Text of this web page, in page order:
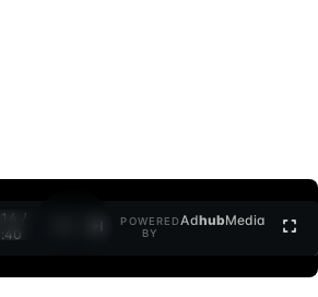
/
POWERED
BY
AdhubMedia